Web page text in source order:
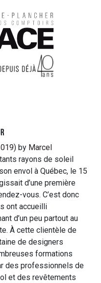
by Marcel
rayons de soleil
envol à Québec, le 15
d’une première
vous. C’est donc
ont accueilli
d’un peu partout au
À cette clientèle de
de designers
formations
des professionnels de
et des revêtements